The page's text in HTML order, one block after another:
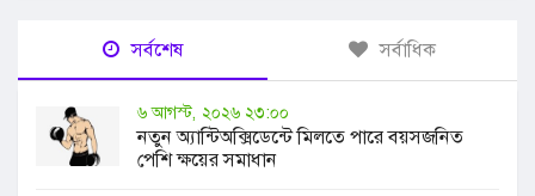
সর্বশেষ সর্বাধিক
৬ আগস্ট, ২০২৬ ২৩:০০
নতুন অ্যান্টিঅক্সিডেন্টে মিলতে পারে বয়সজনিত
পেশি ক্ষয়ের সমাধান